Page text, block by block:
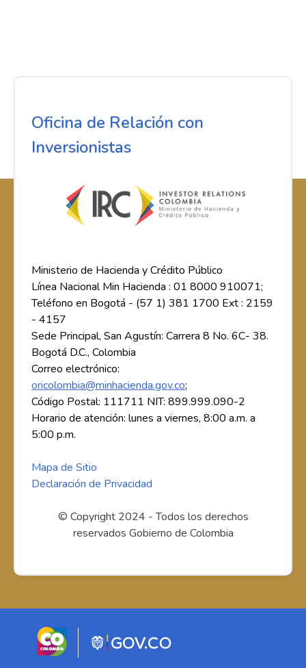
Oficina de Relación con
Inversionistas
Ministerio de Hacienda y Crédito Público
Línea Nacional Min Hacienda : 01 8000 910071;
Teléfono en Bogotá - (57 1) 381 1700 Ext : 2159
- 4157
Sede Principal, San Agustín: Carrera 8 No. 6C- 38.
Bogotá D.C., Colombia
Correo electrónico:
oricolombia@minhacienda.gov.co;
Código Postal: 111711 NIT: 899.999.090-2
Horario de atención: lunes a viernes, 8:00 a.m. a
5:00 p.m.
Mapa de Sitio
Declaración de Privacidad
© Copyright 2024 - Todos los derechos
reservados Gobierno de Colombia